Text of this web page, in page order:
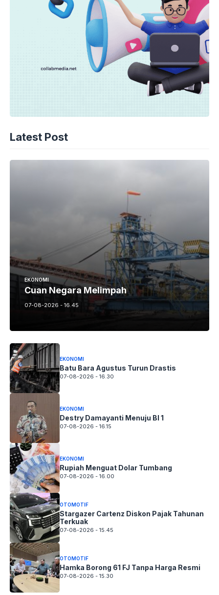
Latest Post
EKONOMI
Cuan Negara Melimpah
07-08-2026 - 16.45
EKONOMI
Batu Bara Agustus Turun Drastis
07-08-2026 - 16.30
EKONOMI
Destry Damayanti Menuju BI 1
07-08-2026 - 16.15
EKONOMI
Rupiah Menguat Dolar Tumbang
07-08-2026 - 16.00
OTOMOTIF
Stargazer Cartenz Diskon Pajak Tahunan
Terkuak
07-08-2026 - 15.45
OTOMOTIF
Hamka Borong 61 FJ Tanpa Harga Resmi
07-08-2026 - 15.30